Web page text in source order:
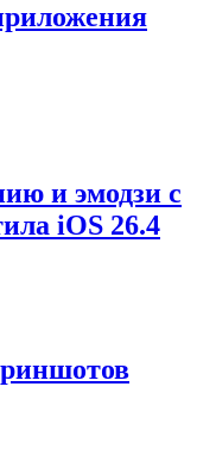
и эмодзи с
iOS 26.4